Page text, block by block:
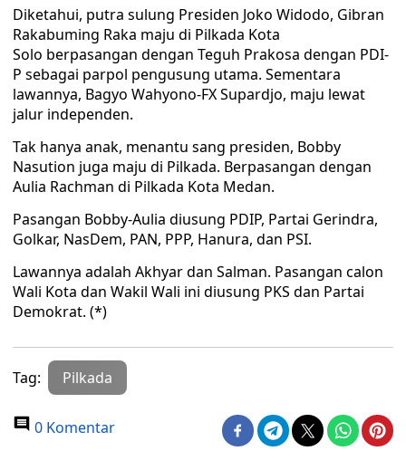
Diketahui, putra sulung Presiden Joko Widodo, Gibran
Rakabuming Raka maju di Pilkada Kota
Solo berpasangan dengan Teguh Prakosa dengan PDI-
P sebagai parpol pengusung utama. Sementara
lawannya, Bagyo Wahyono-FX Supardjo, maju lewat
jalur independen.
Tak hanya anak, menantu sang presiden, Bobby
Nasution juga maju di Pilkada. Berpasangan dengan
Aulia Rachman di Pilkada Kota Medan.
Pasangan Bobby-Aulia diusung PDIP, Partai Gerindra,
Golkar, NasDem, PAN, PPP, Hanura, dan PSI.
Lawannya adalah Akhyar dan Salman. Pasangan calon
Wali Kota dan Wakil Wali ini diusung PKS dan Partai
Demokrat. (*)
Tag: Pilkada
0 Komentar